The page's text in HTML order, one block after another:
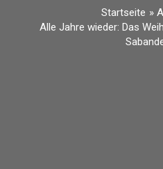
Startseite
Alle Jahre wieder: Das